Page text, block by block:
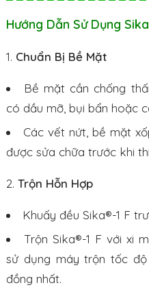
Hướng Dẫn Sử Dụng
Chuẩn Bị Bề Mặt
Bề mặt cần chống
có dầu mỡ, bụi bẩn hoặc
Các vết nứt, bề mặt
được sửa chữa trước khi
Trộn Hỗn Hợp
Khuấy đều Sika®-1 F
Trộn Sika®-1 F với xi
sử dụng máy trộn tốc
đồng nhất.